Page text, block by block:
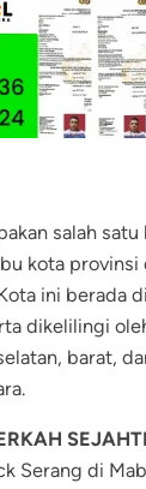
salah satu
kota provinsi
ini berada
dikelilingi
barat,
Serang di